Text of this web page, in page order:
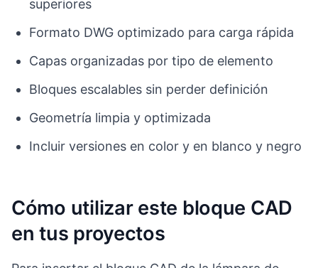
superiores
Formato DWG optimizado para carga rápida
Capas organizadas por tipo de elemento
Bloques escalables sin perder definición
Geometría limpia y optimizada
Incluir versiones en color y en blanco y negro
Cómo utilizar este bloque CAD
en tus proyectos